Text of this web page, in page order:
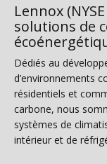
Lennox
solutions de
Dédiés au
d’environnements
résidentiels et
carbone, nous
systèmes de
intérieur et de